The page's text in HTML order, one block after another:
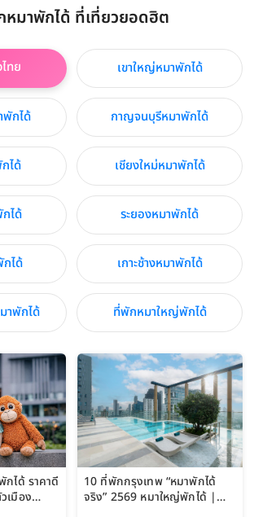
มาพักได้ ที่เที่ยวยอดฮิต
ทย เขาใหญ่หมาพักได้
พักได้ กาญจนบุรีหมาพักได้
ได้ เชียงใหม่หมาพักได้
ได้ ระยองหมาพักได้
ได้ เกาะช้างหมาพักได้
าพักได้ ที่พักหมาใหญ่พักได้
ได้ ราคาดี
เมือง
10 ที่พักกรุงเทพ “หมาพักได้
จริง” 2569 หมาใหญ่พักได้ |